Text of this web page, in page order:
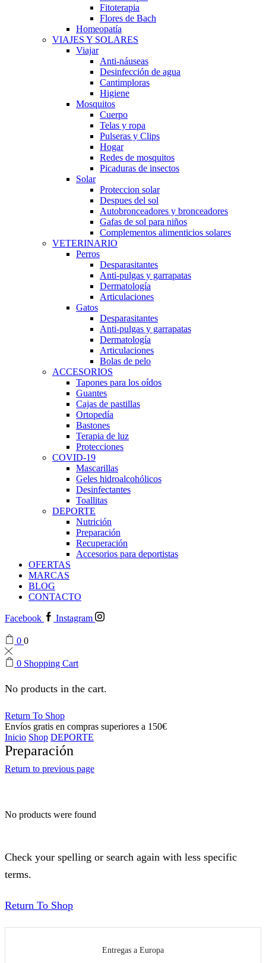
Fitoterapia
Flores de Bach
Homeopatía
VIAJES Y SOLARES
Viajar
Anti-náuseas
Desinfección de agua
Cantimploras
Higiene
Mosquitos
Cuerpo
Telas y ropa
Pulseras y Clips
Hogar
Redes de mosquitos
Picaduras de insectos
Solar
Proteccion solar
Despues del sol
Autobronceadores y bronceadores
Gafas de sol para niños
Complementos alimenticios solares
VETERINARIO
Perros
Desparasitantes
Anti-pulgas y garrapatas
Dermatología
Articulaciones
Gatos
Desparasitantes
Anti-pulgas y garrapatas
Dermatología
Articulaciones
Bolas de pelo
ACCESORIOS
Tapones para los oídos
Guantes
Cajas de pastillas
Ortopedía
Bastones
Terapia de luz
Protecciones
COVID-19
Mascarillas
Geles hidroalcohólicos
Desinfectantes
Toallitas
DEPORTE
Nutrición
Preparación
Recuperación
Accesorios para deportistas
OFERTAS
MARCAS
BLOG
CONTACTO
Facebook Instagram
0 0
0 Shopping Cart
No products in the cart.
Return To Shop
Envíos gratis en compras superiores a 150€
Inicio Shop DEPORTE
Preparación
Return to previous page
No products were found
Check your spelling or search again with less specific
terms.
Return To Shop
Entregas a Europa